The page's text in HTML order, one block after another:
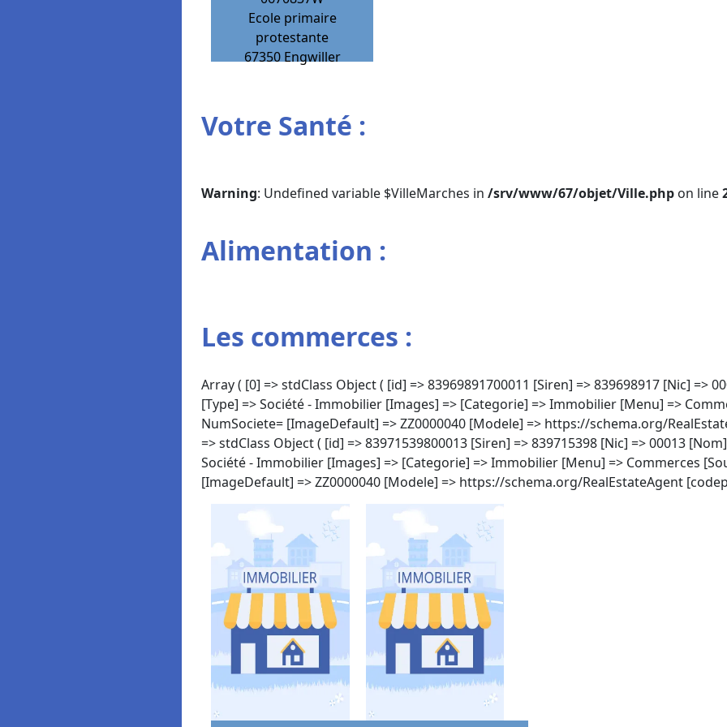
Ecole primaire
protestante
67350 Engwiller
Votre Santé :
Warning: Undefined variable $VilleMarches in /srv/www/67/objet/Ville.php on line
Alimentation :
Les commerces :
Array ( [0] => stdClass Object ( [id] => 83969891700011 [Siren] => 839698917 [Nic] =>
[Type] => Société - Immobilier [Images] => [Categorie] => Immobilier [Menu] =>
NumSociete= [ImageDefault] => ZZ0000040 [Modele] => https://schema.org/
=> stdClass Object ( [id] => 83971539800013 [Siren] => 839715398 [Nic] => 00013
Société - Immobilier [Images] => [Categorie] => Immobilier [Menu] => Commerces
[ImageDefault] => ZZ0000040 [Modele] => https://schema.org/RealEstateAgent